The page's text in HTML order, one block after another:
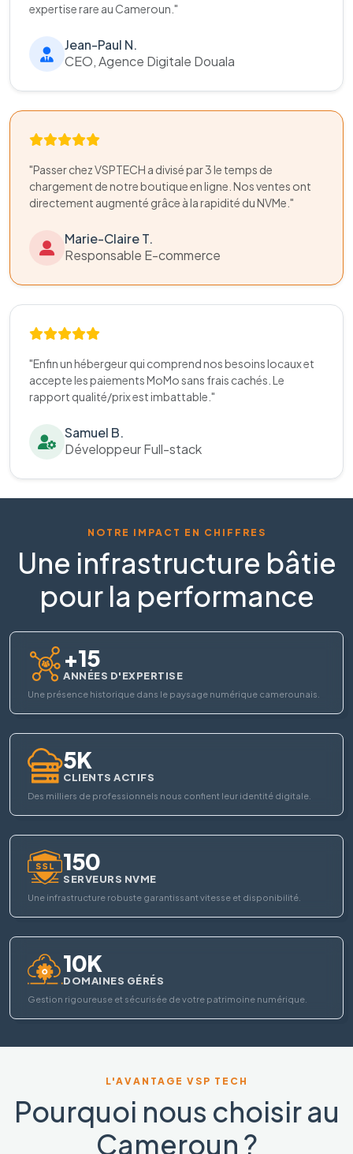
expertise rare au Cameroun."
Jean-Paul N.
CEO, Agence Digitale Douala
"Passer chez VSPTECH a divisé par 3 le temps de
chargement de notre boutique en ligne. Nos ventes ont
directement augmenté grâce à la rapidité du NVMe."
Marie-Claire T.
Responsable E-commerce
"Enfin un hébergeur qui comprend nos besoins locaux et
accepte les paiements MoMo sans frais cachés. Le
rapport qualité/prix est imbattable."
Samuel B.
Développeur Full-stack
NOTRE IMPACT EN CHIFFRES
Une infrastructure bâtie
pour la performance
+15
ANNÉES D'EXPERTISE
Une présence historique dans le paysage numérique camerounais.
5K
CLIENTS ACTIFS
Des milliers de professionnels nous confient leur identité digitale.
150
SERVEURS NVME
Une infrastructure robuste garantissant vitesse et disponibilité.
10K
DOMAINES GÉRÉS
Gestion rigoureuse et sécurisée de votre patrimoine numérique.
L'AVANTAGE VSP TECH
Pourquoi nous choisir au
Cameroun ?